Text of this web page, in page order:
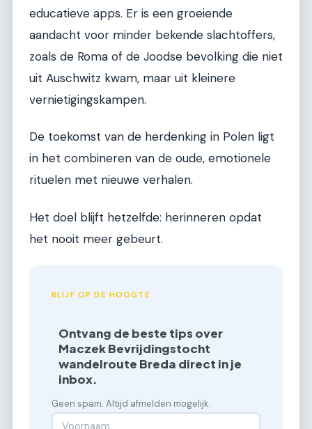
educatieve apps. Er is een groeiende
aandacht voor minder bekende slachtoffers,
zoals de Roma of de Joodse bevolking die niet
uit Auschwitz kwam, maar uit kleinere
vernietigingskampen.
De toekomst van de herdenking in Polen ligt
in het combineren van de oude, emotionele
rituelen met nieuwe verhalen.
Het doel blijft hetzelfde: herinneren opdat
het nooit meer gebeurt.
BLIJF OP DE HOOGTE
Ontvang de beste tips over
Maczek Bevrijdingstocht
wandelroute Breda direct in je
inbox.
Geen spam. Altijd afmelden mogelijk.